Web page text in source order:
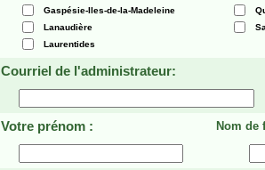
Gaspésie-Iles-de-la-Madeleine
Lanaudière
Laurentides
Courriel de l'administrateur:
Votre prénom : Nom de